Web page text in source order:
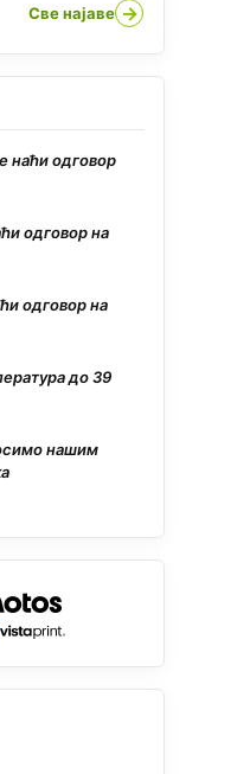
Све најаве →
наћи одговор
одговор на
одговор на
до 39
нашим